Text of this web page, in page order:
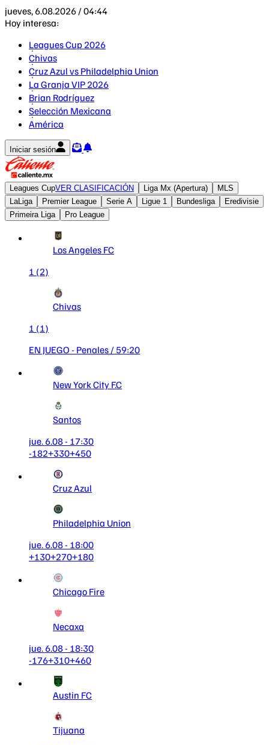
jueves, 6.08.2026 / 04:44
Hoy interesa:
Leagues Cup 2026
Chivas
Cruz Azul vs Philadelphia Union
La Granja VIP 2026
Brian Rodríguez
Selección Mexicana
América
Iniciar sesión
Leagues CupVER CLASIFICACIÓN Liga Mx (Apertura)
MLS
LaLiga
Premier League Serie A Ligue 1 Bundesliga
Eredivisie
Primeira Liga
Pro League
Los Angeles FC
1 (2)
Chivas
1 (1)
EN JUEGO - Penales/ 59:20
New York City F.C
Santos
jue. 6.08 - 17:30
-182+330+450
Cruz Azul
Philadelphia Union
jue. 6.08 - 18:00
+130+270+180
Chicago Fire
Necaxa
jue. 6.08 - 18:30
-176+310+460
Austin FC
Tijuana